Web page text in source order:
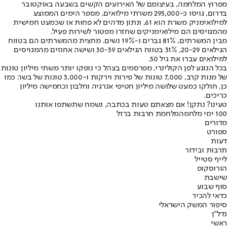
מפרוץ המלחמה, בעיצומם של האירועים הקשים בשבעה באוקטובר
בדרום, גויסו כ-295,000 משרתי מילואים, מספר הימים הממוצע
למילואימניק משרת הוא 61, ונתון מדהים לא פחות או שכמעט חמישית
מהמגויסים הם מילואימניקים שחזרו מפטור לשירות פעיל.
מבין המשרתים, 81% גברים ו-19% נשים. מחצית מהמשרתים הם בטווח
הגילאים 20-29, 31% בטווח הגילאים 30-39 ושישה אחוזים מהמגויסים
למילואים עברו את גיל 50.
בכל הנוגע לפן הקולינרי, מפרסמים בצהל כי נופקו יותר משתי מיליון טונות
של מנות קרב, 7,000 טונות של פירות וירקות ו-3,000 טונות של בשר. כמו
כן, חולקו כמעט שלושה מיליון חטיפי אנרגיה וחלבון וכחמישה מיליון
כריכים.
טעינו? נתקן! אם מצאתם טעות בכתבה, נשמח שתשתפו אותנו
100 ימי מלחמה
מלחמת חרבות ברזל
מדורים
ספורט
דעות
תרבות ובידור
לייף סטייל
הורוסקופ
שישבת
סוף שבוע
כדאי להכיר
סיפור המשק הישראלי
נדל"ן
ראשי